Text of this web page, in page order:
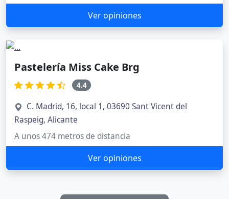
Ver opiniones
Pastelería Miss Cake Brg
4.4
C. Madrid, 16, local 1, 03690 Sant Vicent del
Raspeig, Alicante
A unos 474 metros de distancia
Ver opiniones